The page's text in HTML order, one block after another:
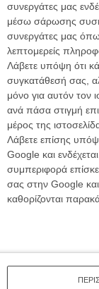
συνεργάτες μας
μέσω σάρωσης
συνεργάτες μας
λεπτομερείς
Λάβετε υπόψη ότι
συγκατάθεσή σας,
μόνο για αυτόν τον
ανά πάσα στιγμή
μέρος της
Λάβετε επίσης
Google και
συμπεριφορά
σας στην Google
καθορίζονται
Δεκαπενθήμερο
/ Γιώργος
κι ο
/ Γιώργος